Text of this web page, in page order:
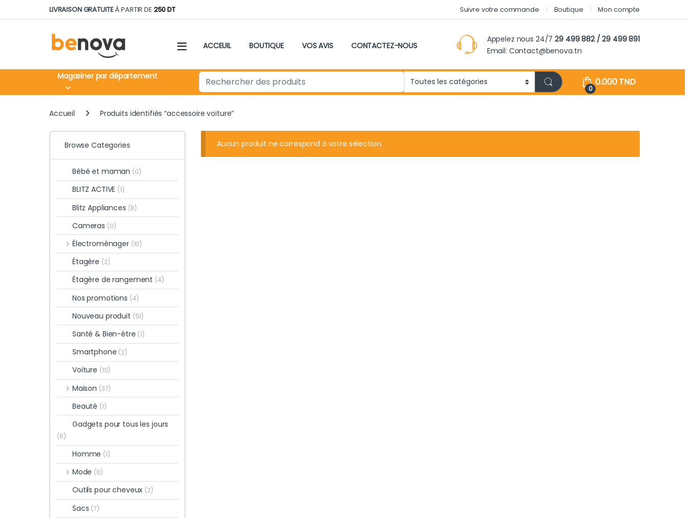
Skip to navigation
Skip to contentLIVRAISON GRATUITEÀ PARTIR DE 250 DT Suivre votre commande Boutique Mon compte
ACCEUIL BOUTIQUE VOS AVIS CONTACTEZ-NOUS
Appelez nous 24/729 499 882 / 29 499 891
Email: Contact@benova.tn
Magasiner par département Search for:
0
0.000TND
Accueil Produits identifiés “accessoire voiture”
Aucun produit ne correspond à votre sélection.
Browse Categories
Bébé et maman (0)
BLITZ ACTIVE (1)
Blitz Appliances (8)
Cameras (0)
Électroménager (10)
Étagère (2)
Étagère de rangement (4)
Nos promotions (4)
Nouveau produit (51)
Santé & Bien-être (1)
Smartphone (2)
Voiture (10)
Maison (37)
Beauté (1)
Gadgets pour tous les jours
(6)
Homme (1)
Mode (0)
Outils pour cheveux (2)
Sacs (7)